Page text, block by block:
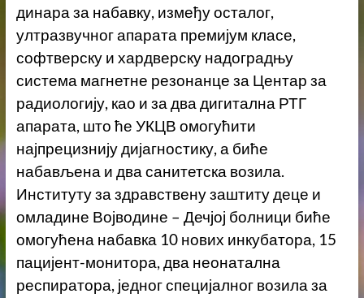
динара за набавку, између осталог,
ултразвучног апарата премијум класе,
софтверску и хардверску надоградњу
система магнетне резонанце за Центар за
радиологију, као и за два дигитална РТГ
апарата, што ће УКЦВ омогућити
најпрецизнију дијагностику, а биће
набављена и два санитетска возила.
Институту за здравствену заштиту деце и
омладине Војводине – Дечјој болници биће
омогућена набавка 10 нових инкубатора, 15
пацијент-монитора, два неонатална
респиратора, једног специјалног возила за